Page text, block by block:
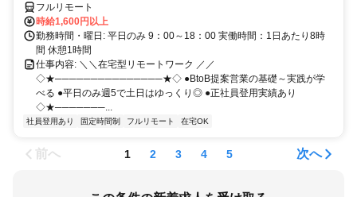
フルリモート
時給1,600円以上
勤務時間・曜日: 平日のみ 9：00～18：00 実働時間：1日あたり8時
間 休憩1時間
仕事内容: ＼＼在宅型リモートワーク ／／
◇★───────────────★◇ ●BtoB提案営業の基礎～実践が学
べる ●平日のみ週5で土日はゆっくり◎ ●正社員登用実績あり
◇★───────...
社員登用あり 固定時間制 フルリモート 在宅OK
前へ 1 2 3 4 5 次へ